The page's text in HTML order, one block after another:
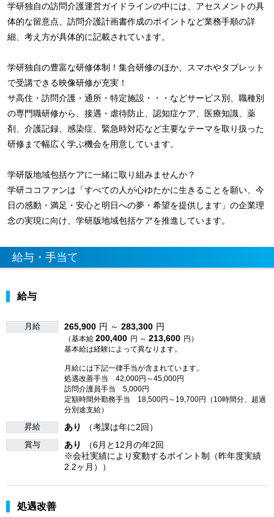
学研独自の訪問介護運営ガイドラインの中には、アセスメントの具
体的な留意点、訪問介護計画書作成のポイントなど業務手順の詳
細、考え方が具体的に記載されています。
学研独自の豊富な研修体制！集合研修のほか、スマホやタブレット
で受講できる映像研修が充実！
サ高住・訪問介護・通所・特定施設・・・などサービス別、職種別
の専門職研修から、接遇・虐待防止、認知症ケア、医療知識、薬
剤、介護記録、感染症、緊急時対応など主要なテーマを取り扱った
研修まで幅広く学ぶ機会を用意しています。
学研版地域包括ケアに一緒に取り組みませんか？
学研ココファンは「すべての人が心ゆたかに生きることを願い、今
日の感動・満足・安心と明日への夢・希望を提供します」の企業理
念の実現に向け、学研版地域包括ケアを推進しています。
給与・手当て
給与
月給 265,900 円 ～ 283,300 円
（基本給 200,400 円 ～ 213,600 円）
基本給は経験によって異なります。
月給には下記一律手当が含まれています。
処遇改善手当 42,000円～45,000円
訪問介護員手当 5,000円
定額時間外勤務手当 18,500円～19,700円（10時間分、超過
分別途支給）
昇給 あり （考課は年に2回）
賞与 あり
（6月と12月の年2回
※会社実績により変動するポイント制（昨年度実績
2.2ヶ月））
処遇改善